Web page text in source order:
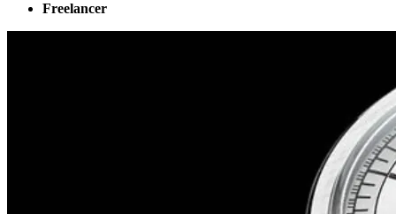
Freelancer